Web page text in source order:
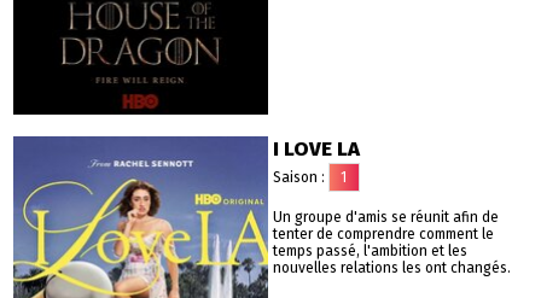
I LOVE LA
Saison : 1
Un groupe d'amis se réunit afin de
tenter de comprendre comment le
temps passé, l'ambition et les
nouvelles relations les ont changés.